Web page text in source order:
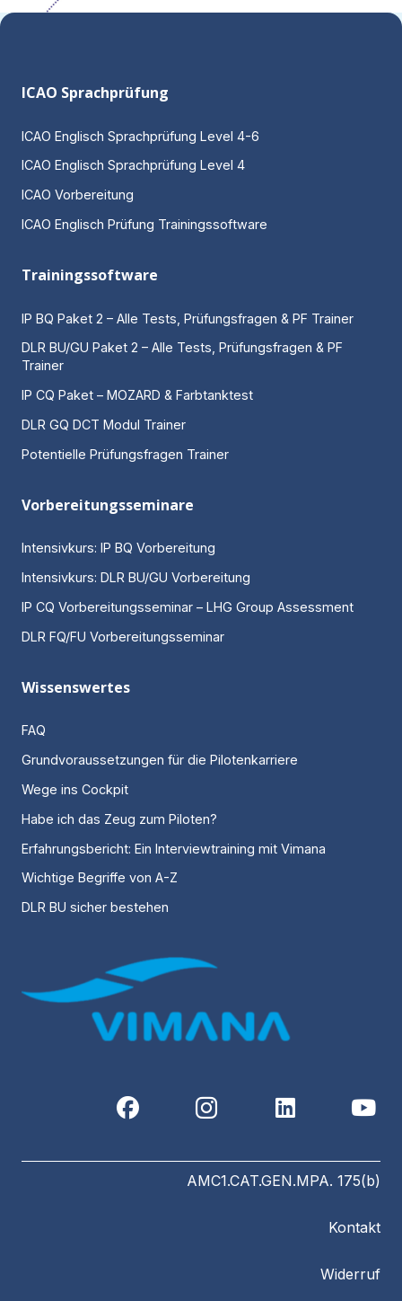
ICAO Sprachprüfung
ICAO Englisch Sprachprüfung Level 4-6
ICAO Englisch Sprachprüfung Level 4
ICAO Vorbereitung
ICAO Englisch Prüfung Trainingssoftware
Trainingssoftware
IP BQ Paket 2 – Alle Tests, Prüfungsfragen & PF Trainer
DLR BU/GU Paket 2 – Alle Tests, Prüfungsfragen & PF
Trainer
IP CQ Paket – MOZARD & Farbtanktest
DLR GQ DCT Modul Trainer
Potentielle Prüfungsfragen Trainer
Vorbereitungsseminare
Intensivkurs: IP BQ Vorbereitung
Intensivkurs: DLR BU/GU Vorbereitung
IP CQ Vorbereitungsseminar – LHG Group Assessment
DLR FQ/FU Vorbereitungsseminar
Wissenswertes
FAQ
Grundvoraussetzungen für die Pilotenkarriere
Wege ins Cockpit
Habe ich das Zeug zum Piloten?
Erfahrungsbericht: Ein Interviewtraining mit Vimana
Wichtige Begriffe von A-Z
DLR BU sicher bestehen
AMC1.CAT.GEN.MPA. 175(b)
Kontakt
Widerruf